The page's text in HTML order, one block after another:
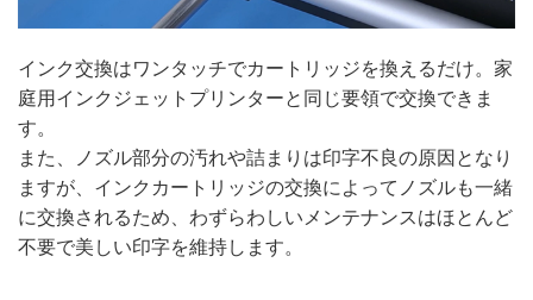
インク交換はワンタッチでカートリッジを換えるだけ。家
庭用インクジェットプリンターと同じ要領で交換できま
す。
また、ノズル部分の汚れや詰まりは印字不良の原因となり
ますが、インクカートリッジの交換によってノズルも一緒
に交換されるため、わずらわしいメンテナンスはほとんど
不要で美しい印字を維持します。